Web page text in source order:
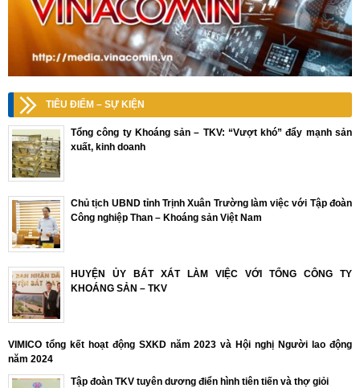
TIÊU ĐIỂM – SỰ KIỆN
Tổng công ty Khoáng sản – TKV: “Vượt khó” đẩy mạnh sản
xuất, kinh doanh
Chủ tịch UBND tỉnh Trịnh Xuân Trường làm việc với Tập đoàn
Công nghiệp Than – Khoáng sản Việt Nam
HUYỆN ỦY BÁT XÁT LÀM VIỆC VỚI TỔNG CÔNG TY
KHOÁNG SẢN – TKV
VIMICO tổng kết hoạt động SXKD năm 2023 và Hội nghị Người lao động
năm 2024
Tập đoàn TKV tuyên dương điển hình tiên tiến và thợ giỏi